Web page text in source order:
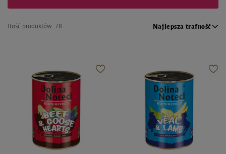
Ilość produktów: 78 Najlepsza trafność